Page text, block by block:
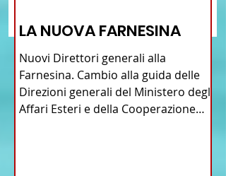
LA NUOVA FARNESINA
Nuovi Direttori generali alla
Farnesina. Cambio alla guida delle
Direzioni generali del Ministero degli
Affari Esteri e della Cooperazione